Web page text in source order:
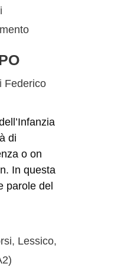
Federico
di
o on
In questa
parole del
, Lessico,